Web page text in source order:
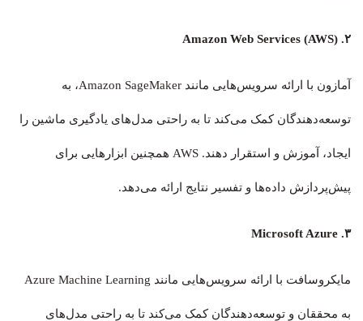
۲. Amazon Web Services (AWS)
آمازون با ارائه سرویس‌هایی مانند Amazon SageMaker، به
توسعه‌دهندگان کمک می‌کند تا به راحتی مدل‌های یادگیری ماشین را
ایجاد، آموزش و استقرار دهند. AWS همچنین ابزارهایی برای
پیش‌پردازش داده‌ها و تفسیر نتایج ارائه می‌دهد.
۳. Microsoft Azure
مایکروسافت با ارائه سرویس‌هایی مانند Azure Machine Learning
به محققان و توسعه‌دهندگان کمک می‌کند تا به راحتی مدل‌های